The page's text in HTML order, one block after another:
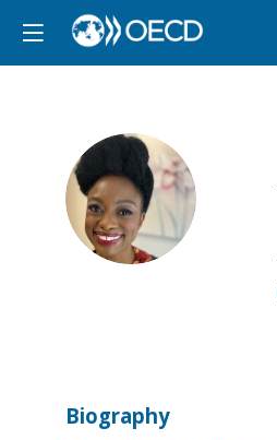
FO
Biography